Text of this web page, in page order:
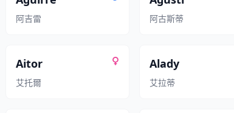
阿吉雷 阿古斯蒂
Aitor
艾托爾
Alady
艾拉蒂